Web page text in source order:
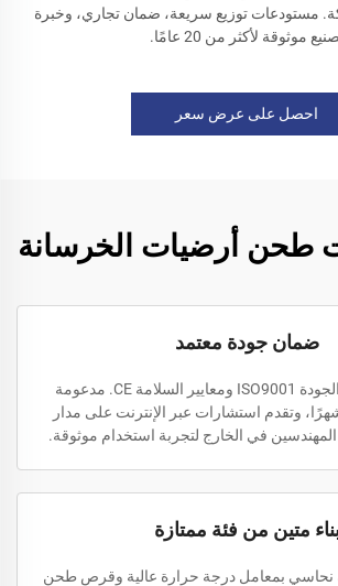
مستودعات توزيع سريعة، ضمان تجاري، وخبرة
موثوقة لأكثر من 20 عامًا.
احصل على عرض سعر
طحن أرضيات الخرسانة
ضمان جودة معتمد
تتوافق مع نظام الجودة ISO9001 ومعايير السلامة CE. مدعومة
لمدة 12 شهرًا، وتقدم استشارات عبر الإنترنت على مدار
في الخارج لتجربة استخدام موثوقة.
متين من فئة ممتازة
بمعامل درجة حرارة عالية وقرص طحن